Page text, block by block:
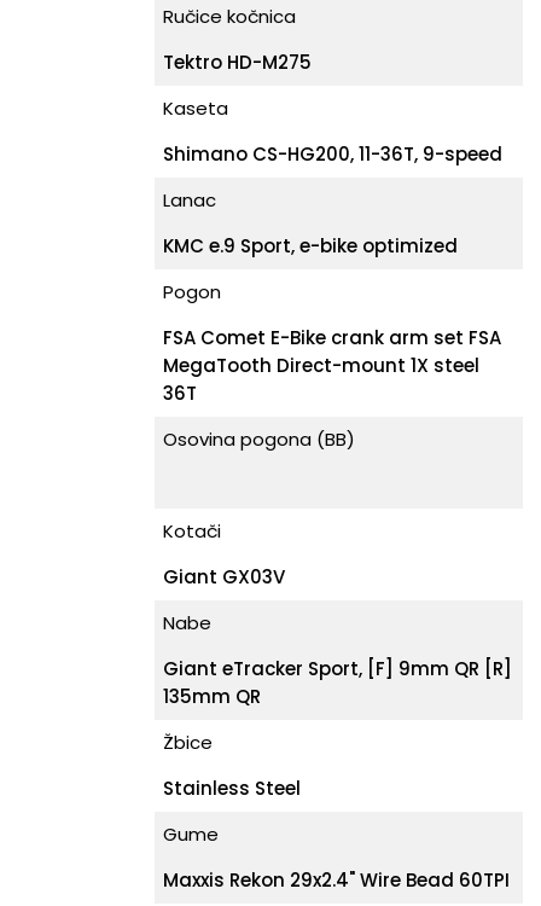
Ručice kočnica
Tektro HD-M275
Kaseta
Shimano CS-HG200, 11-36T, 9-speed
Lanac
KMC e.9 Sport, e-bike optimized
Pogon
FSA Comet E-Bike crank arm set FSA
MegaTooth Direct-mount 1X steel
36T
Osovina pogona (BB)
Kotači
Giant GX03V
Nabe
Giant eTracker Sport, [F] 9mm QR [R]
135mm QR
Žbice
Stainless Steel
Gume
Maxxis Rekon 29x2.4" Wire Bead 60TPI